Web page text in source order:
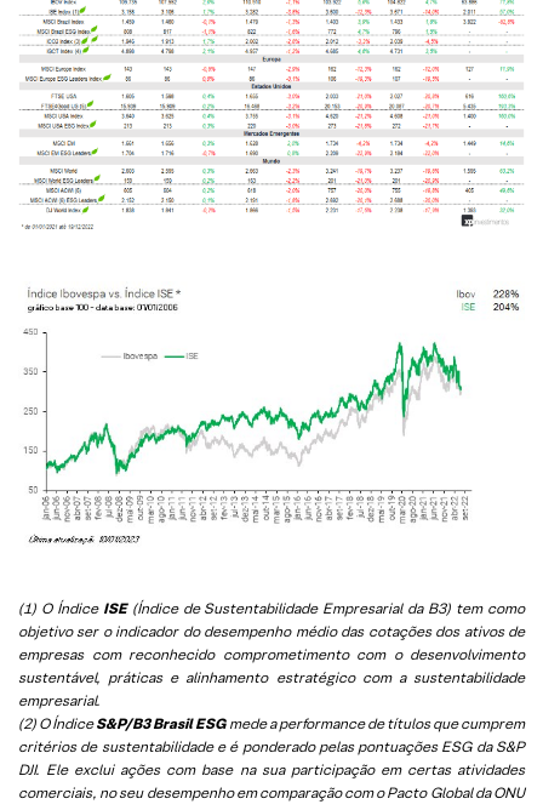
(1) O Índice ISE(Índice de Sustentabilidade Empresarial da B3) tem como
objetivo ser o indicador do desempenho médio das cotações dos ativos de
empresas com reconhecido comprometimento com o desenvolvimento
sustentável, práticas e alinhamento estratégico com a sustentabilidade
empresarial.
(2) O ÍndiceS&P/B3 Brasil ESGmede a performance de títulos que cumprem
critérios de sustentabilidade e é ponderado pelas pontuações ESG da S&P
DJI. Ele exclui ações com base na sua participação em certas atividades
comerciais, no seu desempenho em comparação com o Pacto Global da ONU